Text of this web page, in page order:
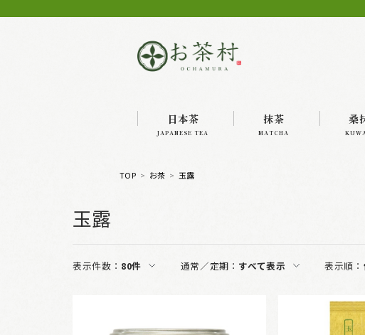
日本茶
JAPANESE TEA
抹茶
MATCHA
桑
TOP お茶 玉露
玉露
表示件数： 80件 通常／定期： すべて表示 表示順：